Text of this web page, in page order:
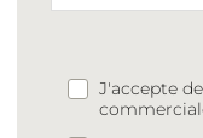
J'accepte